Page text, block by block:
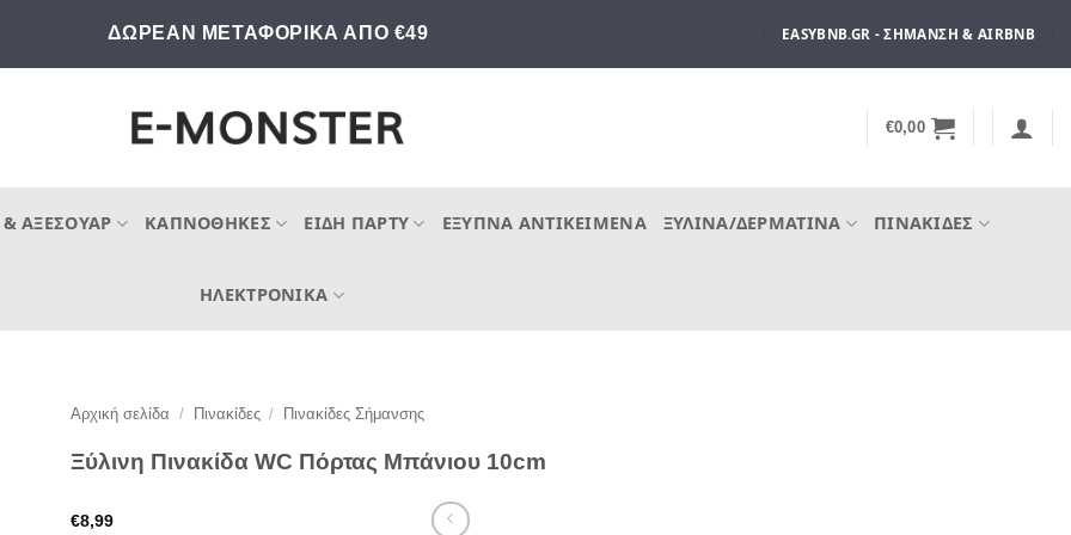
ΔΩΡΕΑΝ ΜΕΤΑΦΟΡΙΚΑ ΑΠΟ €49 EASYBNB.GR - ΣΉΜΑΝΣΗ & AIRBNB
€0,00
ΑΞΕΣΟΥΆΡ ΚΑΠΝΟΘΉΚΕΣ ΕΊΔΗ ΠΆΡΤΥ ΈΞΥΠΝΑ ΑΝΤΙΚΕΊΜΕΝΑ ΞΎΛΙΝΑ/ΔΕΡΜΆΤΙΝΑ ΠΙΝΑΚΊΔΕΣ
ΗΛΕΚΤΡΟΝΙΚΆ
Αρχική σελίδα / Πινακίδες / Πινακίδες Σήμανσης
Ξύλινη Πινακίδα WC Πόρτας Μπάνιου 10cm
€8,99